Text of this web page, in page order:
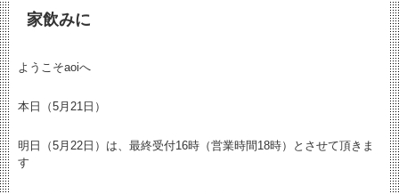
家飲みに
ようこそaoiへ
本日（5月21日）
明日（5月22日）は、最終受付16時（営業時間18時）とさせて頂きま
す